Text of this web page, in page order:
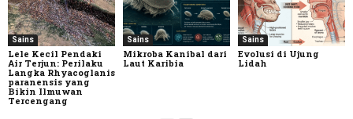
Sains
Lele Kecil Pendaki
Air Terjun: Perilaku
Langka Rhyacoglanis
paranensis yang
Bikin Ilmuwan
Tercengang
Sains
Mikroba Kanibal dari
Laut Karibia
Sains
Evolusi di Ujung
Lidah